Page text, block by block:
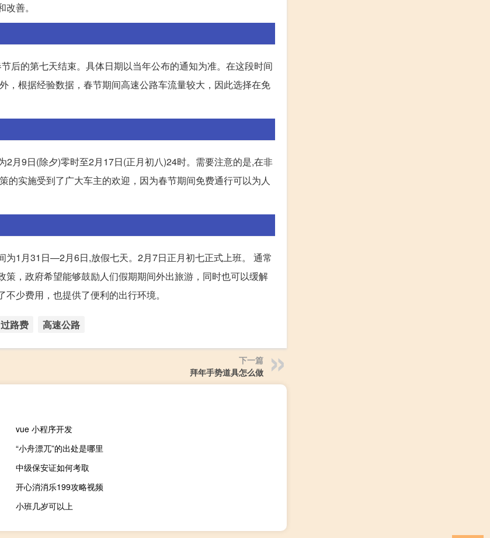
善。
后的第七天结束。具体日期以当年公布的通知为准。在这段时间
，根据经验数据，春节期间高速公路车流量较大，因此选择在免
月9日(除夕)零时至2月17日(正月初八)24时。需要注意的是,在非
实施受到了广大车主的欢迎，因为春节期间免费通行可以为人
1月31日—2月6日,放假七天。2月7日正月初七正式上班。 通常
，政府希望能够鼓励人们假期期间外出旅游，同时也可以缓解
少费用，也提供了便利的出行环境。
过路费 高速公路
下一篇
拜年手势道具怎么做
vue 小程序开发
“小舟漂兀”的出处是哪里
中级保安证如何考取
开心消消乐199攻略视频
小班几岁可以上